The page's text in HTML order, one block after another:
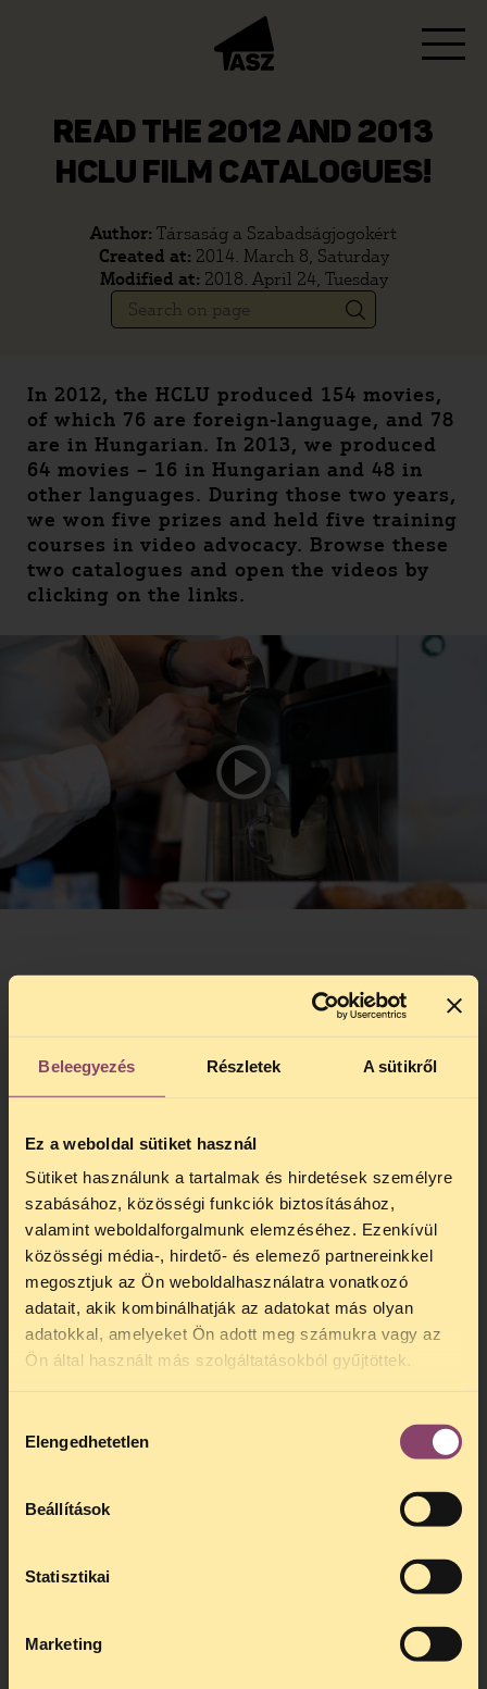
Beleegyezés Részletek A sütikről
Ez a weboldal sütiket használ
Sütiket használunk a tartalmak és hirdetések személyre
szabásához, közösségi funkciók biztosításához,
valamint weboldalforgalmunk elemzéséhez. Ezenkívül
közösségi média-, hirdető- és elemező partnereinkkel
megosztjuk az Ön weboldalhasználatra vonatkozó
adatait, akik kombinálhatják az adatokat más olyan
adatokkal, amelyeket Ön adott meg számukra vagy az
Ön által használt más szolgáltatásokból gyűjtöttek.
kiválasztása
Elengedhetetlen
Beállítások
Statisztikai
Marketing
READ THE 2012 AND 2013
HCLU FILM CATALOGUES!
Author: Társaság a Szabadságjogokért
Created at: 2014. March 8, Saturday
Modified at: 2018. April 24, Tuesday
In 2012, the HCLU produced 154 movies,
of which 76 are foreign-language, and 78
are in Hungarian. In 2013, we produced
64 movies – 16 in Hungarian and 48 in
other languages. During those two years,
we won five prizes and held five training
courses in video advocacy. Browse these
two catalogues and open the videos by
clicking on the links.
Powered byIssuu
Publish for Free
You can download the2012 report here
Video Advocacy Program Director
HCLU/Drugreporter